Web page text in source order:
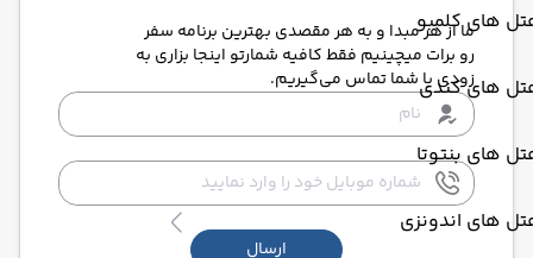
های کلمبو
های کندی
های بنتوتا
های اندونزی
ما از هر مبدا و به هر مقصدی بهترین برنامه سفر
رو برات میچینیم فقط کافیه شمارتو اینجا بزاری به
زودی با شما تماس می‌گیریم.
ارسال